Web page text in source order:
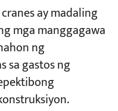
ay madaling
mga manggagawa
ng
sa gastos ng